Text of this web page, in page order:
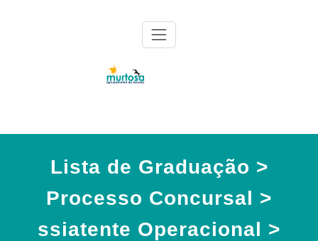
Lista de Graduação >
Processo Concursal >
ssiatente Operacional >